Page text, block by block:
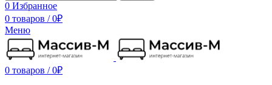
0 Избранное
0 товаров / 0₽
Меню
0 товаров / 0₽